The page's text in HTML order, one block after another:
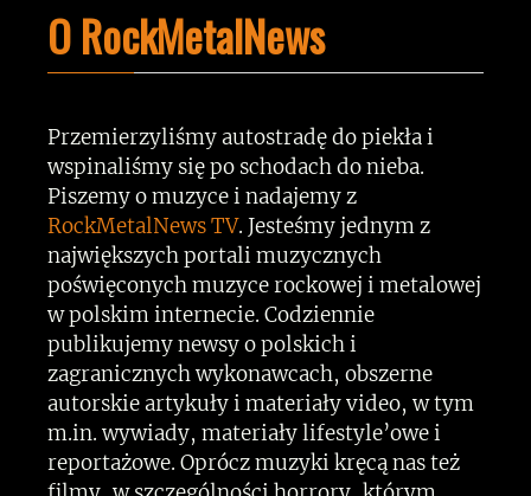
O RockMetalNews
Przemierzyliśmy autostradę do piekła i
wspinaliśmy się po schodach do nieba.
Piszemy o muzyce i nadajemy z
RockMetalNews TV. Jesteśmy jednym z
największych portali muzycznych
poświęconych muzyce rockowej i metalowej
w polskim internecie. Codziennie
publikujemy newsy o polskich i
zagranicznych wykonawcach, obszerne
autorskie artykuły i materiały video, w tym
m.in. wywiady, materiały lifestyle’owe i
reportażowe. Oprócz muzyki kręcą nas też